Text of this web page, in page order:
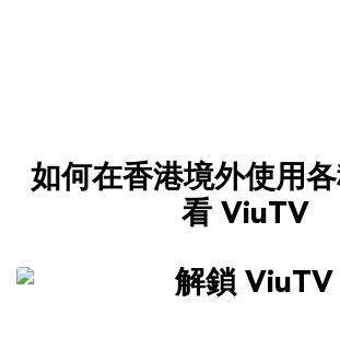
如何在香港境外使用
看 ViuTV